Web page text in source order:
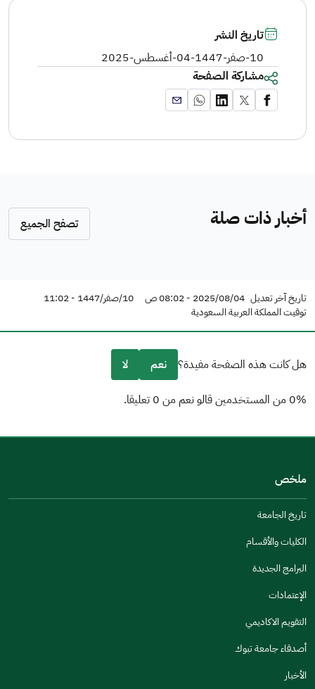
تاريخ النشر
10-صفر-1447
-04-أغسطس-2025
مشاركة الصفحة
أخبار ذات صلة تصفح الجميع
تاريخ آخر تعديل 2025/08/04 - 08:02 ص
10/صفر/1447 - 11:02
توقيت المملكة العربية السعودية
هل كانت هذه الصفحة مفيدة؟ نعم لا
0% من المستخدمين قالو نعم من 0 تعليقا.
مكتوبة بشكل جيد
الإجابات كانت مرتبطة
تصميمه يجعله سهل القراءة
أخرى
جنس
ملخص
تاريخ الجامعة
الكليات والأقسام
البرامج الجديدة
الإعتمادات
التقويم الاكاديمي
أصدقاء جامعة تبوك
الأخبار